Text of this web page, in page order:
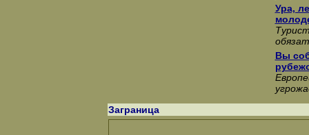
Ура,
Вы
Заграница